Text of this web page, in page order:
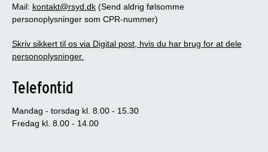
Mail: kontakt@rsyd.dk (Send aldrig følsomme
personoplysninger som CPR-nummer)
Skriv sikkert til os via Digital post, hvis du har brug for at dele
personoplysninger.
Telefontid
Mandag - torsdag kl. 8.00 - 15.30
Fredag kl. 8.00 - 14.00